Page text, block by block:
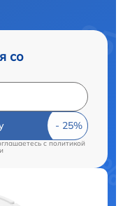
со
cполитикой